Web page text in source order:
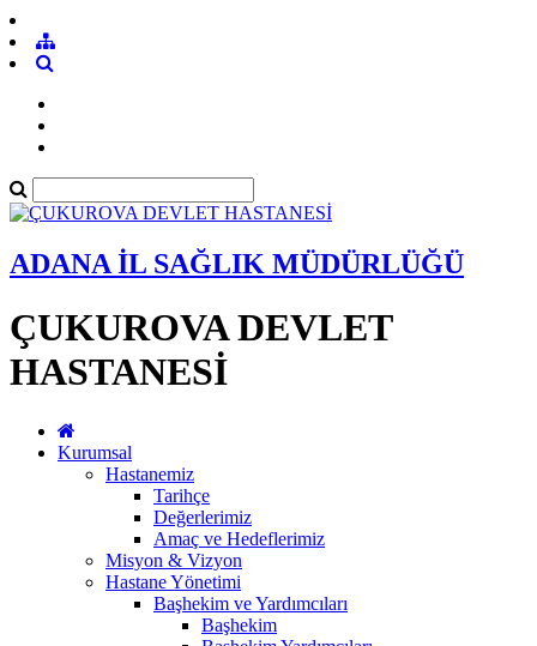
ADANA İL SAĞLIK MÜDÜRLÜĞÜ
ÇUKUROVA DEVLET
HASTANESİ
Kurumsal
Hastanemiz
Tarihçe
Değerlerimiz
Amaç ve Hedeflerimiz
Misyon & Vizyon
Hastane Yönetimi
Başhekim ve Yardımcıları
Başhekim